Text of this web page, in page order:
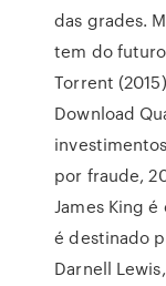
das grades.
tem do
Torrent
Download
por fraude,
James King
é destinado
Darnell